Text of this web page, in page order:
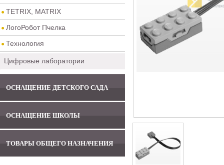
TETRIX, MATRIX
ЛогоРобот Пчелка
Технология
Цифровые лаборатории
ОСНАЩЕНИЕ ДЕТСКОГО САДА
ОСНАЩЕНИЕ ШКОЛЫ
ТОВАРЫ ОБЩЕГО НАЗНАЧЕНИЯ